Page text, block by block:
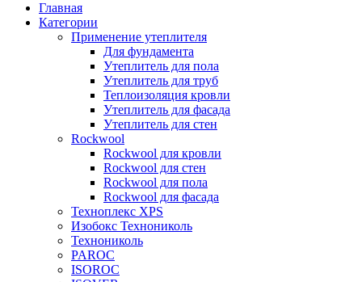
Главная
Категории
Применение утеплителя
Для фундамента
Утеплитель для пола
Утеплитель для труб
Теплоизоляция кровли
Утеплитель для фасада
Утеплитель для стен
Rockwool
Rockwool для кровли
Rockwool для стен
Rockwool для пола
Rockwool для фасада
Техноплекс XPS
Изобокс Технониколь
Технониколь
PAROC
ISOROC